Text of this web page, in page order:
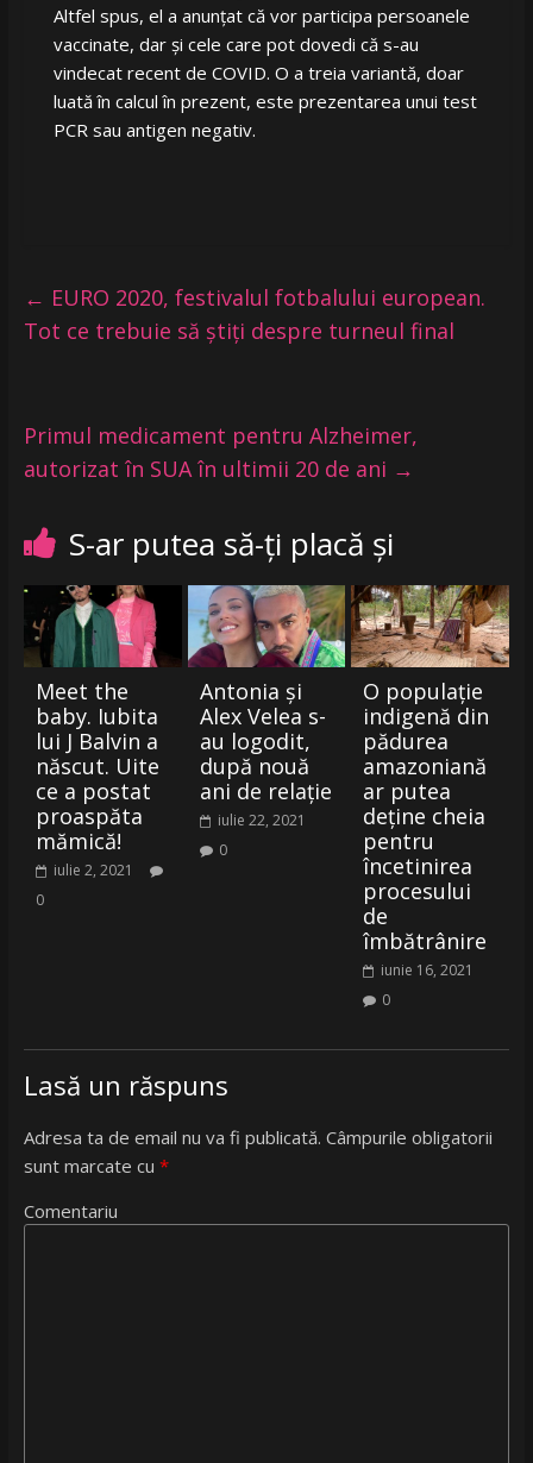
Altfel spus, el a anunțat că vor participa persoanele
vaccinate, dar și cele care pot dovedi că s-au
vindecat recent de COVID. O a treia variantă, doar
luată în calcul în prezent, este prezentarea unui test
PCR sau antigen negativ.
← EURO 2020, festivalul fotbalului european.
Tot ce trebuie să știți despre turneul final
Primul medicament pentru Alzheimer,
autorizat în SUA în ultimii 20 de ani →
S-ar putea să-ți placă și
Meet the
baby. Iubita
lui J Balvin a
născut. Uite
ce a postat
proaspăta
mămică!
iulie 2, 2021
0
Antonia și
Alex Velea s-
au logodit,
după nouă
ani de relație
iulie 22, 2021
0
O populație
indigenă din
pădurea
amazoniană
ar putea
deține cheia
pentru
încetinirea
procesului
de
îmbătrânire
iunie 16, 2021
0
Lasă un răspuns
Adresa ta de email nu va fi publicată. Câmpurile obligatorii
sunt marcate cu *
Comentariu